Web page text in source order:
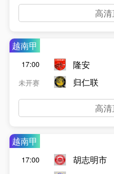
高
越南甲
17:00
未开赛
隆安
归仁联
高
越南甲
17:00
胡志明市